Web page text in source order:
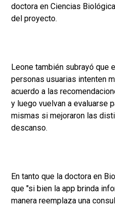
doctora en Ciencias
del proyecto.
Leone también subrayó que
personas usuarias intenten
acuerdo a las
y luego vuelvan a evaluarse
mismas si mejoraron las
descanso.
En tanto que la doctora en
que "si bien la app brinda
manera reemplaza una